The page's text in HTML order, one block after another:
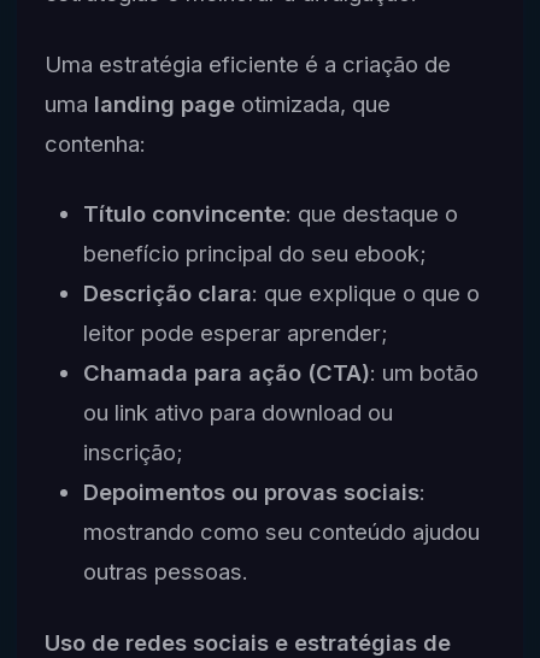
Uma estratégia eficiente é a criação de
uma landing pageotimizada, que
contenha:
Título convincente: que destaque o
benefício principal do seu ebook;
Descrição clara: que explique o que o
leitor pode esperar aprender;
Chamada para ação (CTA): um botão
ou link ativo para download ou
inscrição;
Depoimentos ou provas sociais:
mostrando como seu conteúdo ajudou
outras pessoas.
Uso de redes sociais e estratégias de